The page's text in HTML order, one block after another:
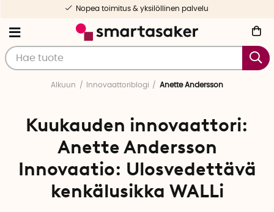
Nopea toimitus & yksilöllinen palvelu
Alkuun Innovaattoriblogi Anette Andersson
Kuukauden innovaattori:
Anette Andersson
Innovaatio: Ulosvedettävä
kenkälusikka WALLi